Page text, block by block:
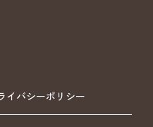
イバシーポリシー